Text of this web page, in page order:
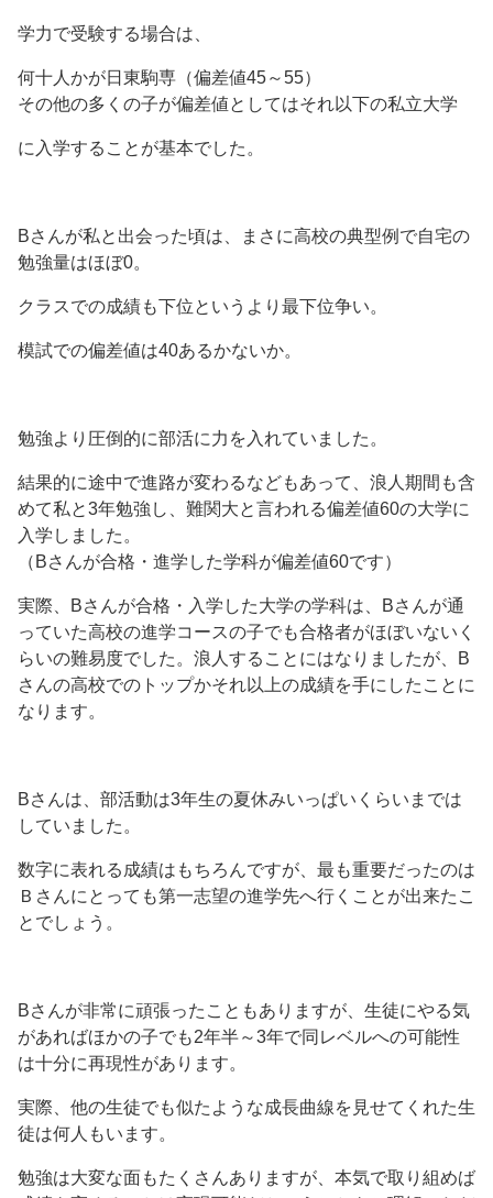
学力で受験する場合は、
何十人かが日東駒専（偏差値45～55）
その他の多くの子が偏差値としてはそれ以下の私立大学
に入学することが基本でした。
Bさんが私と出会った頃は、まさに高校の典型例で自宅の
勉強量はほぼ0。
クラスでの成績も下位というより最下位争い。
模試での偏差値は40あるかないか。
勉強より圧倒的に部活に力を入れていました。
結果的に途中で進路が変わるなどもあって、浪人期間も含
めて私と3年勉強し、難関大と言われる偏差値60の大学に
入学しました。
（Bさんが合格・進学した学科が偏差値60です）
実際、Bさんが合格・入学した大学の学科は、Bさんが通
っていた高校の進学コースの子でも合格者がほぼいないく
らいの難易度でした。浪人することにはなりましたが、B
さんの高校でのトップかそれ以上の成績を手にしたことに
なります。
Bさんは、部活動は3年生の夏休みいっぱいくらいまでは
していました。
数字に表れる成績はもちろんですが、最も重要だったのは
Ｂさんにとっても第一志望の進学先へ行くことが出来たこ
とでしょう。
Bさんが非常に頑張ったこともありますが、生徒にやる気
があればほかの子でも2年半～3年で同レベルへの可能性
は十分に再現性があります。
実際、他の生徒でも似たような成長曲線を見せてくれた生
徒は何人もいます。
勉強は大変な面もたくさんありますが、本気で取り組めば